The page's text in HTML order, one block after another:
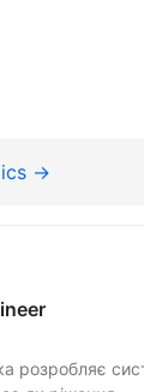
→
розробляє